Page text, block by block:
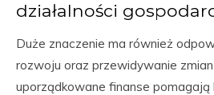
działalności
Duże znaczenie ma również
rozwoju oraz przewidywanie
uporządkowane finanse pomagają